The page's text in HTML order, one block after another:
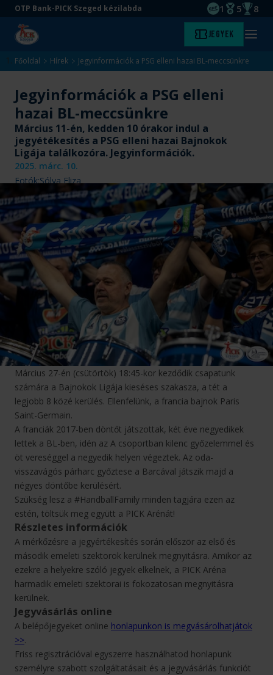
Ugrás
tartalomra
Ugrás
aljára
OTP Bank-PICK Szeged kézilabda
EHF
1
Magyar
5 8
Kezdőlap Jegyek Menü
Főoldal Hírek Jegyinformációk a PSG elleni hazai BL-meccsünkre
Jegyinformációk a PSG elleni
hazai BL-meccsünkre
Március 11-én, kedden 10 órakor indul a
jegyétékesítés a PSG elleni hazai Bajnokok
Ligája találkozóra. Jegyinformációk.
2025. márc. 10.
Fotók:Sólya Eliza
Március 27-én (csütörtök) 18:45-kor kezdődik csapatunk
számára a Bajnokok Ligája kieséses szakasza, a tét a
legjobb 8 közé kerülés. Ellenfelünk, a francia bajnok Paris
Saint-Germain.
A franciák 2017-ben döntőt játszottak, két éve negyedikek
lettek a BL-ben, idén az A csoportban kilenc győzelemmel és
öt vereséggel a negyedik helyen végeztek. Az oda-
visszavágós párharc győztese a Barcával játszik majd a
négyes döntőbe kerülésért.
Szükség lesz a #HandballFamily minden tagjára ezen az
estén, töltsük meg együtt a PICK Arénát!
Részletes információk
A mérkőzésre a jegyértékesítés során először az első és
második emeleti szektorok kerülnek megnyitásra. Amikor az
ezekre a helyekre szóló jegyek elkelnek, a PICK Aréna
harmadik emeleti szektorai is fokozatosan megnyitásra
kerülnek.
Jegyvásárlás online
A belépőjegyeket online honlapunkon is megvásárolhatjátok
>>.
Friss regisztrációval egyszerre használhatod honlapunk
személyre szabott szolgáltatásait és a jegyvásárlás funkciót